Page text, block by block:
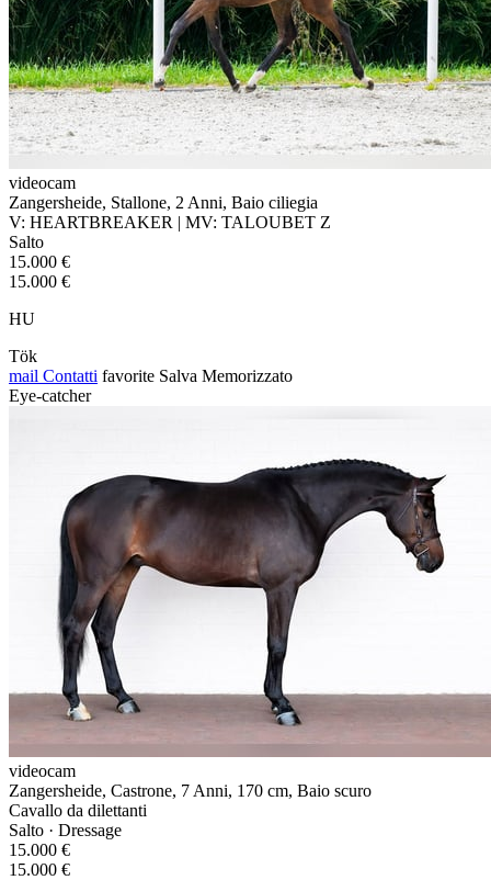
videocam
Zangersheide, Stallone, 2 Anni, Baio ciliegia
V: HEARTBREAKER | MV: TALOUBET Z
Salto
15.000 €
15.000 €
HU
Tök
mail Contatti favorite Salva Memorizzato
Eye-catcher
videocam
Zangersheide, Castrone, 7 Anni, 170 cm, Baio scuro
Cavallo da dilettanti
Salto · Dressage
15.000 €
15.000 €